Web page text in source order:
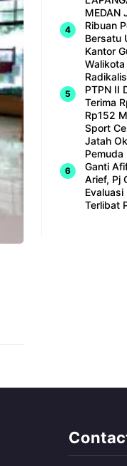
MEDAN
Ribuan
Bersatu
Kantor
PTPN II
Terima
Rp152
Sport
Jatah
Pemuda
Ganti
Arief, Pj
Evaluasi
Terlibat